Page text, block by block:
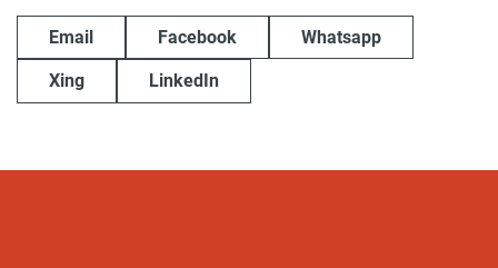
Email Facebook Whatsapp
Xing LinkedIn